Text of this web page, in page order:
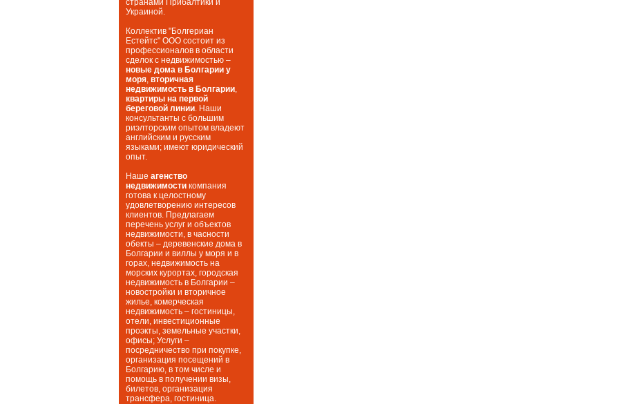
странами Прибалтики и
Украиной.
Коллектив "Болгериан
Естейтс" ООО состоит из
профессионалов в области
сделок с недвижимостью –
новые дома в Болгарии у
моря, вторичная
недвижимость в Болгарии,
квартиры на первой
береговой линии. Наши
консультанты с большим
риэлторским опытом владеют
английским и русским
языками; имеют юридический
опыт.
Наше агенство
недвижимости компания
готова к целостному
удовлетворению интересов
клиентов. Предлагаем
перечень услуг и объектов
недвижимости, в часности
обекты – деревенские дома в
Болгарии и виллы у моря и в
горах, недвижимость на
морских курортах, городская
недвижимость в Болгарии –
новостройки и вторичное
жилье, комерческая
недвижимость – гостиницы,
отели, инвестиционные
проэкты, земельные участки,
офисы; Услуги –
посредничество при покупке,
организация посещений в
Болгарию, в том числе и
помощь в получении визы,
билетов, организация
трансфера, гостиница.